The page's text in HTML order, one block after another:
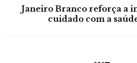
Janeiro Branco reforça a
cuidado com a